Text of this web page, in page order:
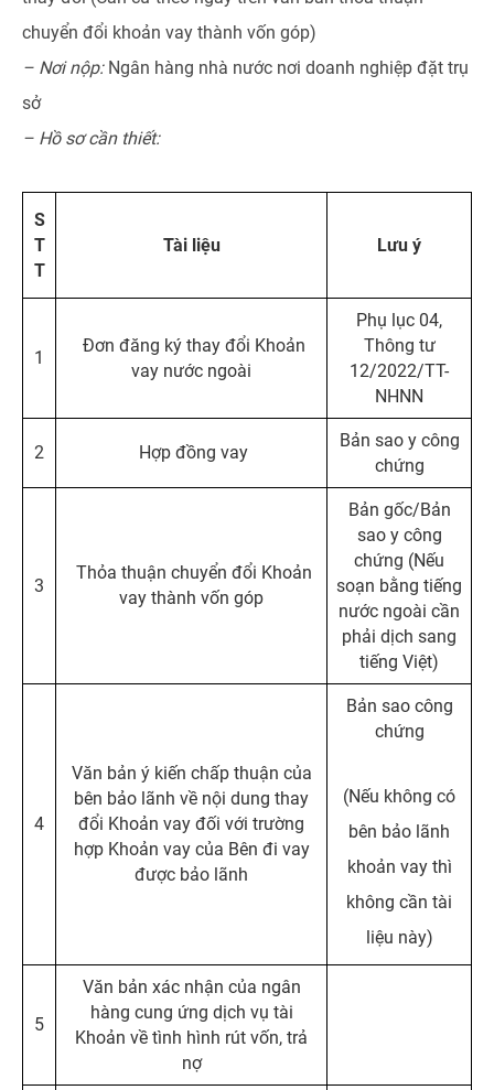
chuyển đổi khoản vay thành vốn góp)
– Nơi nộp:Ngân hàng nhà nước nơi doanh nghiệp đặt trụ
sở
– Hồ sơ cần thiết:
S
T
T
Tài liệu Lưu ý
1
Đơn đăng ký thay đổi Khoản
vay nước ngoài
Phụ lục 04,
Thông tư
12/2022/TT-
NHNN
2 Hợp đồng vay
Bản sao y công
chứng
3
Thỏa thuận chuyển đổi Khoản
vay thành vốn góp
Bản gốc/Bản
sao y công
chứng (Nếu
soạn bằng tiếng
nước ngoài cần
phải dịch sang
tiếng Việt)
4
Văn bản ý kiến chấp thuận của
bên bảo lãnh về nội dung thay
đổi Khoản vay đối với trường
hợp Khoản vay của Bên đi vay
được bảo lãnh
Bản sao công
chứng
(Nếu không có
bên bảo lãnh
khoản vay thì
không cần tài
liệu này)
5
Văn bản xác nhận của ngân
hàng cung ứng dịch vụ tài
Khoản về tình hình rút vốn, trả
nợ